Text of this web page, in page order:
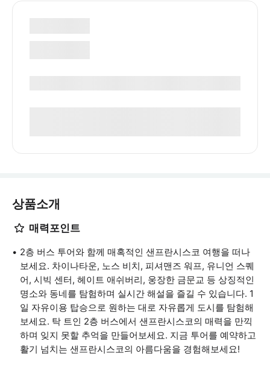
상품소개
매력포인트
2층 버스 투어와 함께 매혹적인 샌프란시스코 여행을 떠나
보세요. 차이나타운, 노스 비치, 피셔맨즈 워프, 유니언 스퀘
어, 시빅 센터, 헤이트 애쉬버리, 웅장한 금문교 등 상징적인
명소와 동네를 탐험하며 실시간 해설을 즐길 수 있습니다. 1
일 자유이용 탑승으로 원하는 대로 자유롭게 도시를 탐험해
보세요. 탁 트인 2층 버스에서 샌프란시스코의 매력을 만끽
하며 잊지 못할 추억을 만들어보세요. 지금 투어를 예약하고
활기 넘치는 샌프란시스코의 아름다움을 경험해보세요!